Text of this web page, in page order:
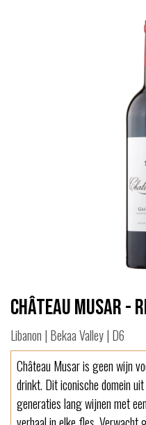
Château Musar -
Libanon | Bekaa Valley | D6
Château Musar is geen wijn
drinkt. Dit iconische domein
generaties lang wijnen met